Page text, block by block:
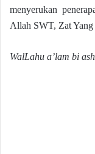
menyerukan
Allah SWT, Zat
WalLahu a’lam bi